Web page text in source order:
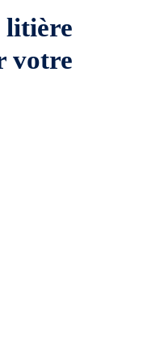
litière
votre